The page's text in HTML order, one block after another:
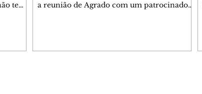
tem
a reunião de Agrado com um patrocinador.